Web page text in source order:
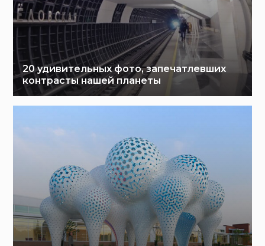
20 удивительных фото, запечатлевших
контрасты нашей планеты